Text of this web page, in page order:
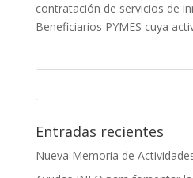
contratación de servicios de
Beneficiarios PYMES cuya
Entradas recientes
Nueva Memoria de